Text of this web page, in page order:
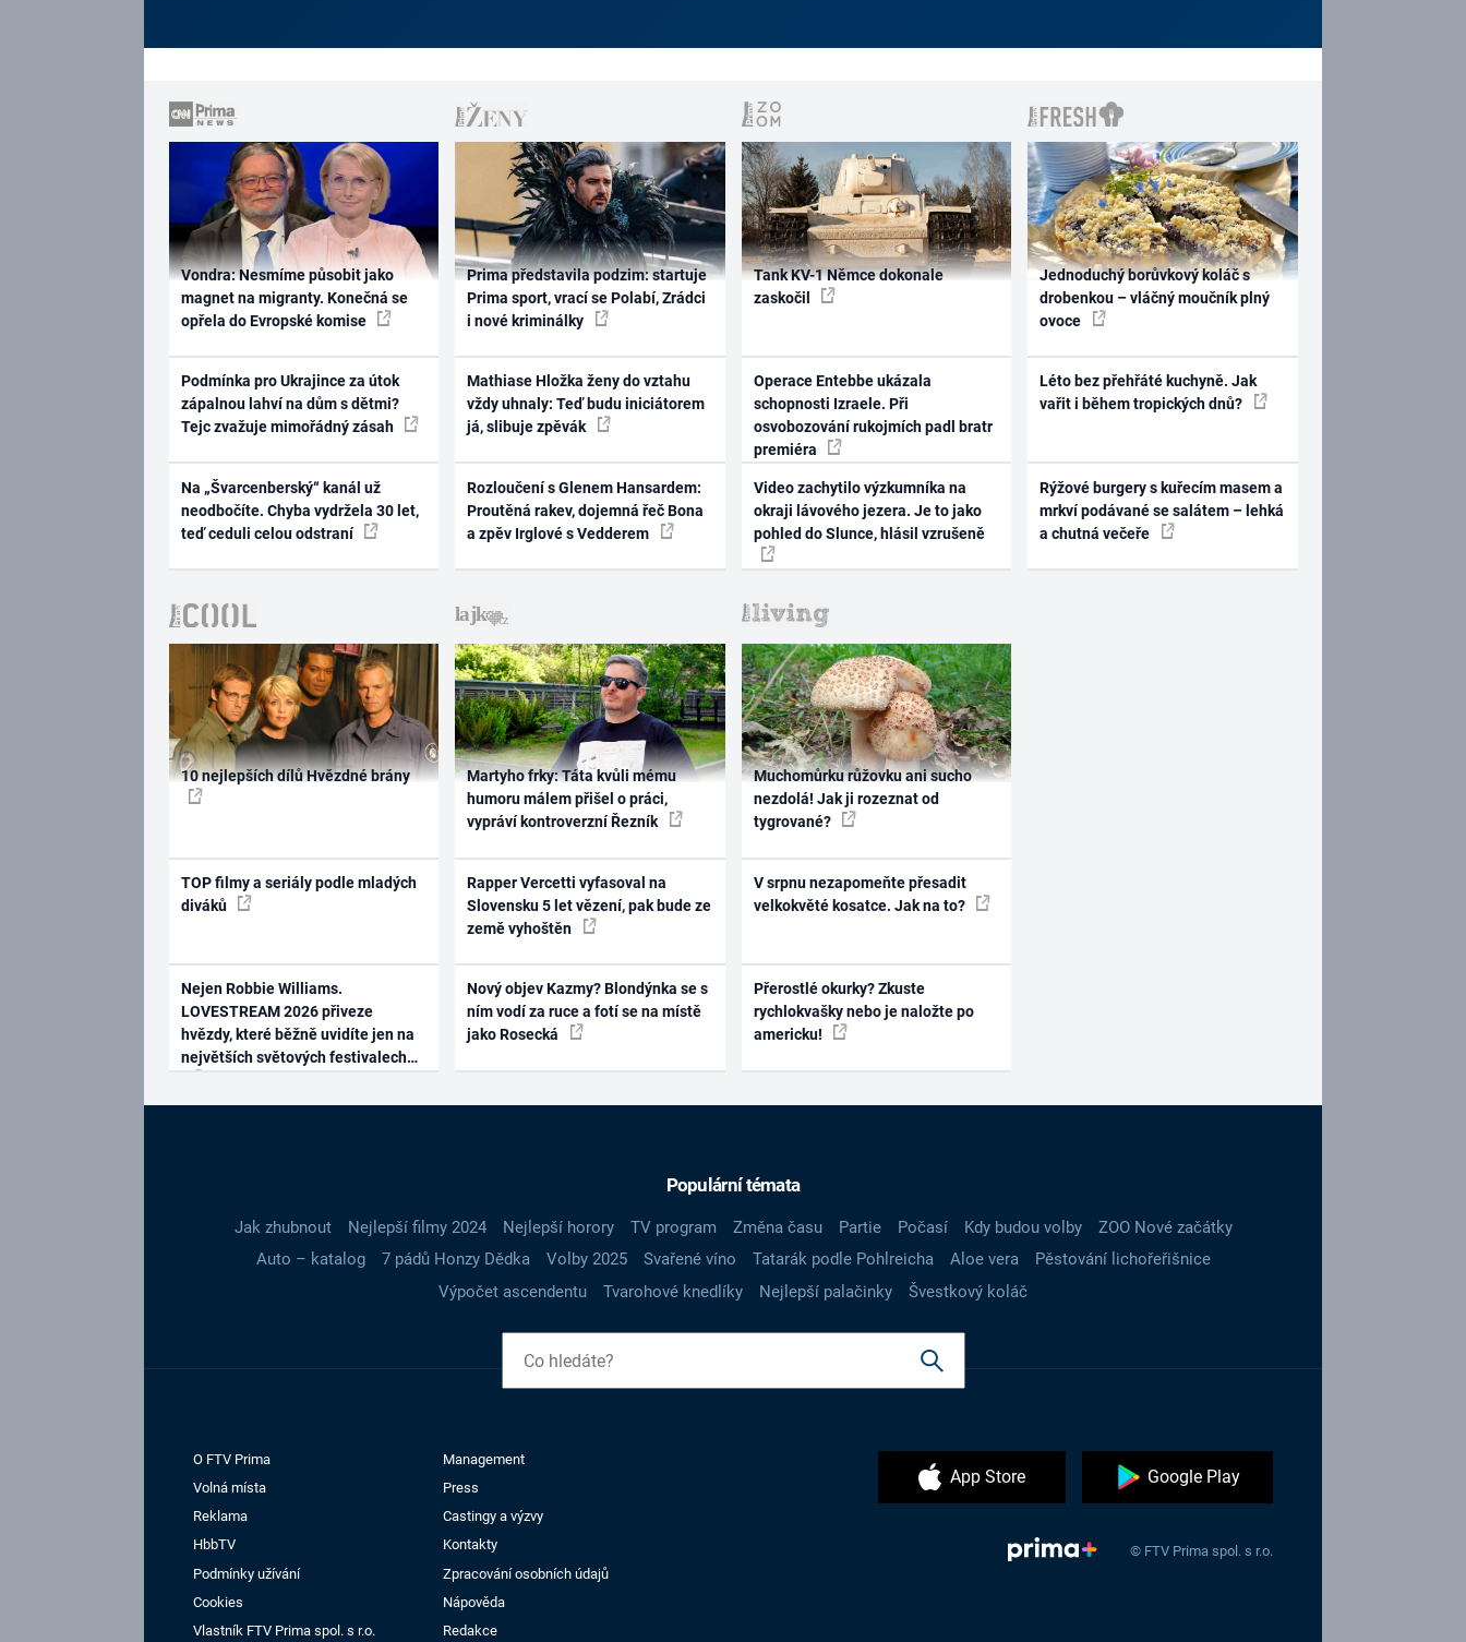
Vondra: Nesmíme působit jako
magnet na migranty. Konečná se
opřela do Evropské komise
Podmínka pro Ukrajince za útok
zápalnou lahví na dům s dětmi?
Tejc zvažuje mimořádný zásah
Na „Švarcenberský“ kanál už
neodbočíte. Chyba vydržela 30 let,
teď ceduli celou odstraní
Prima představila podzim: startuje
Prima sport, vrací se Polabí, Zrádci
i nové kriminálky
Mathiase Hložka ženy do vztahu
vždy uhnaly: Teď budu iniciátorem
já, slibuje zpěvák
Rozloučení s Glenem Hansardem:
Proutěná rakev, dojemná řeč Bona
a zpěv Irglové s Vedderem
Tank KV-1 Němce dokonale
zaskočil
Operace Entebbe ukázala
schopnosti Izraele. Při
osvobozování rukojmích padl bratr
premiéra
Video zachytilo výzkumníka na
okraji lávového jezera. Je to jako
pohled do Slunce, hlásil vzrušeně
Jednoduchý borůvkový koláč s
drobenkou – vláčný moučník plný
ovoce
Léto bez přehřáté kuchyně. Jak
vařit i během tropických dnů?
Rýžové burgery s kuřecím masem a
mrkví podávané se salátem – lehká
a chutná večeře
10 nejlepších dílů Hvězdné brány
TOP filmy a seriály podle mladých
diváků
Nejen Robbie Williams.
LOVESTREAM 2026 přiveze
hvězdy, které běžně uvidíte jen na
největších světových festivalech
Martyho frky: Táta kvůli mému
humoru málem přišel o práci,
vypráví kontroverzní Řezník
Rapper Vercetti vyfasoval na
Slovensku 5 let vězení, pak bude ze
země vyhoštěn
Nový objev Kazmy? Blondýnka se s
ním vodí za ruce a fotí se na místě
jako Rosecká
Muchomůrku růžovku ani sucho
nezdolá! Jak ji rozeznat od
tygrované?
V srpnu nezapomeňte přesadit
velkokvěté kosatce. Jak na to?
Přerostlé okurky? Zkuste
rychlokvašky nebo je naložte po
americku!
Populární témata
Jak zhubnout Nejlepší filmy 2024 Nejlepší horory TV program Změna času Partie Počasí Kdy budou volby
ZOO Nové začátky
Auto – katalog
7 pádů Honzy Dědka Volby 2025 Svařené víno Tatarák podle Pohlreicha Aloe vera
Pěstování lichořeřišnice
Výpočet ascendentu
Tvarohové knedlíky Nejlepší palačinky Švestkový koláč
O FTV Prima
Management
Volná místa
Press
Reklama
Castingy a výzvy
HbbTV
Kontakty
Podmínky užívání
Zpracování osobních údajů
Cookies
Nápověda
Vlastník FTV Prima spol. s r.o.
Redakce
App Store Google Play
© FTV Prima spol. s r.o.